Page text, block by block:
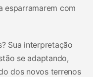
esparramarem com
Sua interpretação
se adaptando,
dos novos terrenos